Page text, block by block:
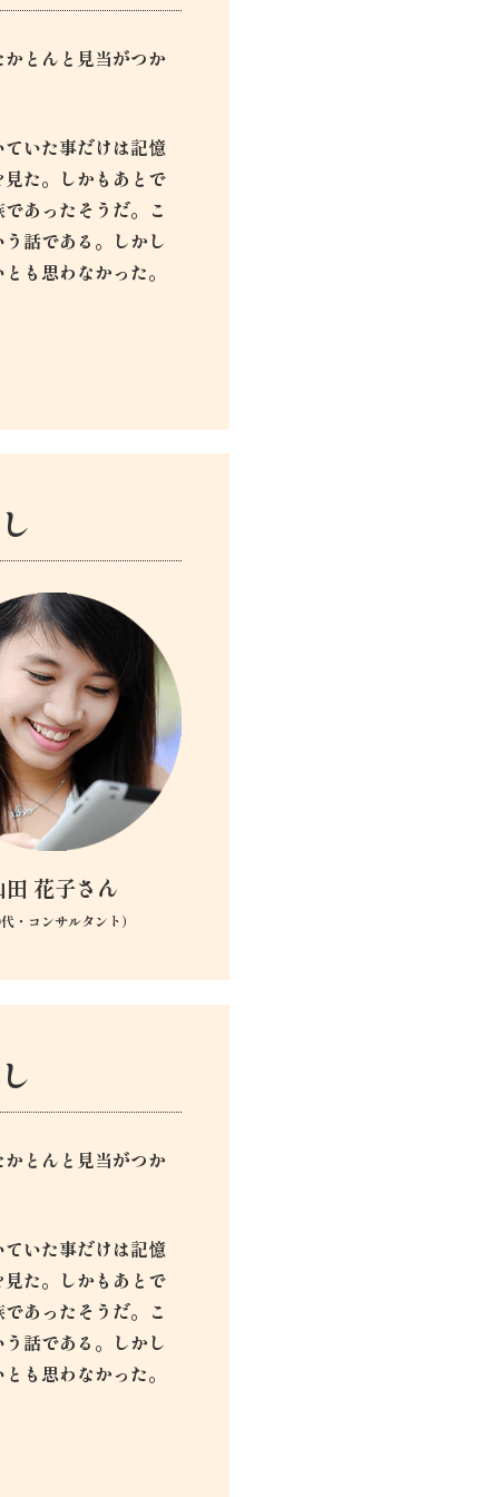
とんと見当がつか
いた事だけは記憶
た。しかもあとで
あったそうだ。こ
話である。しかし
も思わなかった。
田 花子さん
・コンサルタント）
とんと見当がつか
いた事だけは記憶
た。しかもあとで
あったそうだ。こ
話である。しかし
も思わなかった。